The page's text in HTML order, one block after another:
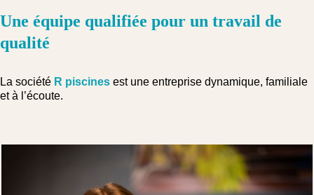
Une équipe qualifiée pour un travail de
qualité
La société R piscines est une entreprise dynamique, familiale
et à l’écoute.